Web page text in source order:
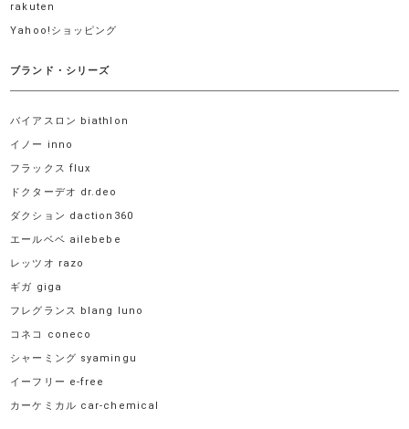
rakuten
Yahoo!ショッピング
ブランド・シリーズ
バイアスロン biathlon
イノー inno
フラックス flux
ドクターデオ dr.deo
ダクション daction360
エールベベ ailebebe
レッツオ razo
ギガ giga
フレグランス blang luno
コネコ coneco
シャーミング syamingu
イーフリー e-free
カーケミカル car-chemical